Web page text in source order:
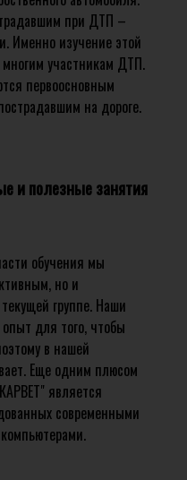
при ДТП –
Именно изучение этой
участникам ДТП.
первоосновным
на дороге.
и полезные занятия
обучения мы
но и
группе. Наши
для того, чтобы
в нашей
Еще одним плюсом
является
современными